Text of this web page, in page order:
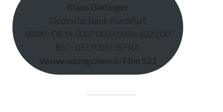
Klaus Gietinger
Deutsche Bank Frankfurt
IBAN: DE14 5007 0024 0456 6022 00
BIC: DEUTDEDBFRA
Verwendungszweck: Film S21